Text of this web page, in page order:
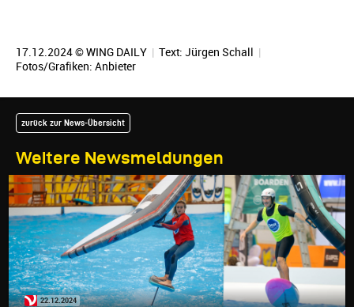
17.12.2024 © WING DAILY | Text: Jürgen Schall |
Fotos/Grafiken: Anbieter
Weitere Newsmeldungen
zurück zur News-Übersicht
22.12.2024